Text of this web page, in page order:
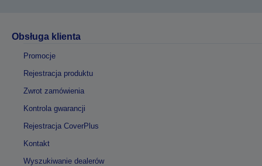
Obsługa klienta
Promocje
Rejestracja produktu
Zwrot zamówienia
Kontrola gwarancji
Rejestracja CoverPlus
Kontakt
Wyszukiwanie dealerów